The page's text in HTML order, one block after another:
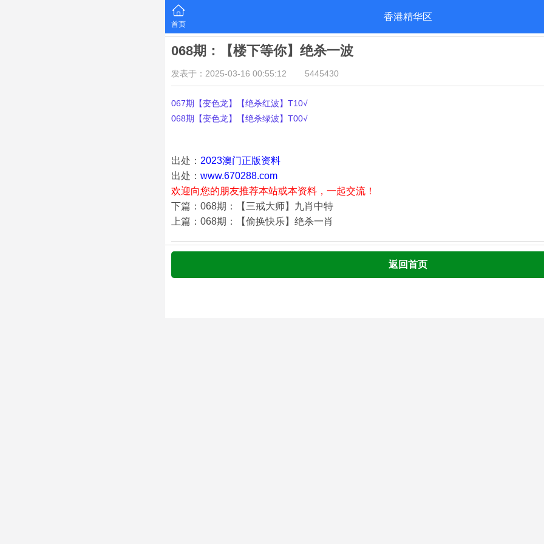
首页
香港精华区
068期：【楼下等你】绝杀一波
发表于：2025-03-16 00:55:12 5445430
067期【变色龙】【绝杀红波】T10√
068期【变色龙】【绝杀绿波】T00√
出处： 2023澳门正版资料
出处： www.670288.com
欢迎向您的朋友推荐本站或本资料，一起交流！
下篇：068期：【三戒大师】九肖中特
上篇：068期：【偷换快乐】绝杀一肖
返回首页